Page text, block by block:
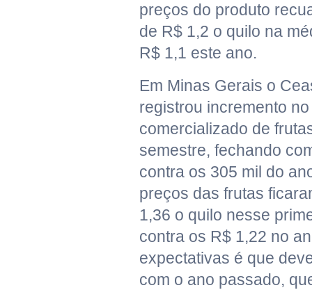
preços do produto
de R$ 1,2 o quilo na
R$ 1,1 este ano.
Em Minas Gerais o
registrou incremento
comercializado de
semestre, fechando
contra os 305 mil do
preços das frutas
1,36 o quilo nesse
contra os R$ 1,22 no
expectativas é que
com o ano passado,